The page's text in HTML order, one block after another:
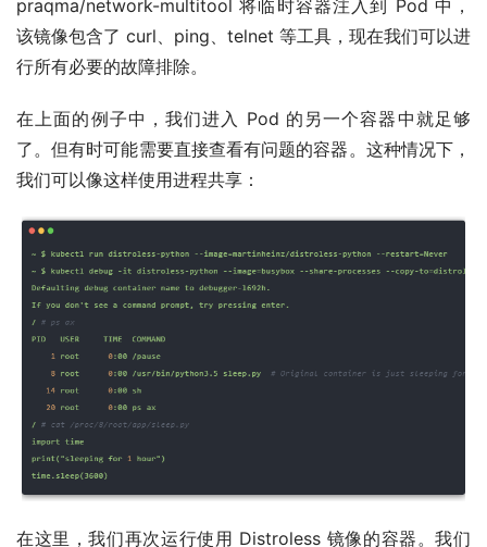
praqma/network-multitool 将临时容器注入到 Pod 中，
该镜像包含了 curl、ping、telnet 等工具，现在我们可以进
行所有必要的故障排除。
在上面的例子中，我们进入 Pod 的另一个容器中就足够
了。但有时可能需要直接查看有问题的容器。这种情况下，
我们可以像这样使用进程共享：
在这里，我们再次运行使用 Distroless 镜像的容器。我们